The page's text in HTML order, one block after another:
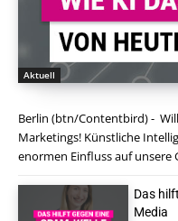
Aktuell
Berlin (btn/Contentbird) -
Marketings! Künstliche
enormen Einfluss auf unsere
Das
Media